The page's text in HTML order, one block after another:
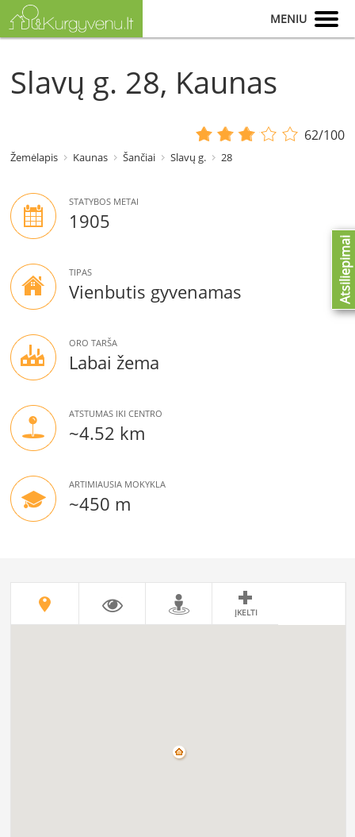
MENIU
Slavų g. 28, Kaunas
62/100
Žemėlapis Kaunas Šančiai Slavų g. 28
STATYBOS METAI
1905
TIPAS
Vienbutis gyvenamas
ORO TARŠA
Labai žema
ATSTUMAS IKI CENTRO
~4.52 km
ARTIMIAUSIA MOKYKLA
~450 m
ĮKELTI
Atsiliepimai